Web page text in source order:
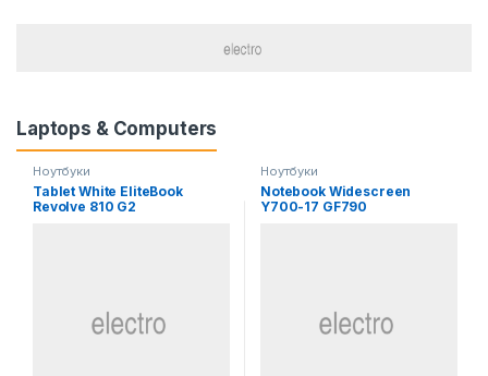
Laptops & Computers
Ноутбуки
Tablet White EliteBook
Revolve 810 G2
Ноутбуки
Notebook Widescreen
Y700-17 GF790